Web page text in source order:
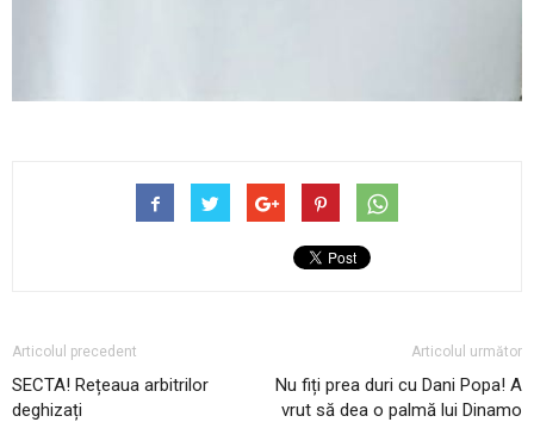
Articolul precedent
SECTA! Rețeaua arbitrilor
deghizați
Articolul următor
Nu fiți prea duri cu Dani Popa! A
vrut să dea o palmă lui Dinamo